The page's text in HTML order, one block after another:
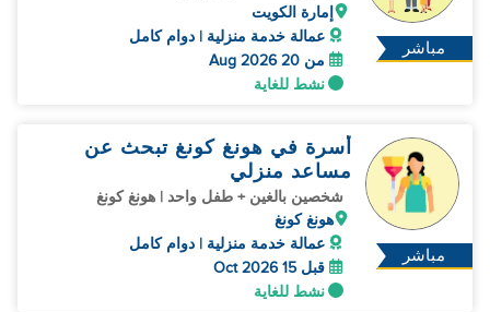
مباشر
إمارة الكويت
عمالة خدمة منزلية | دوام كامل
من 20 Aug 2026
نشط للغاية
مباشر
أسرة في هونغ كونغ تبحث عن
مساعد منزلي
شخصين بالغين + طفل واحد | هونغ كونغ
هونغ كونغ
عمالة خدمة منزلية | دوام كامل
قبل 15 Oct 2026
نشط للغاية